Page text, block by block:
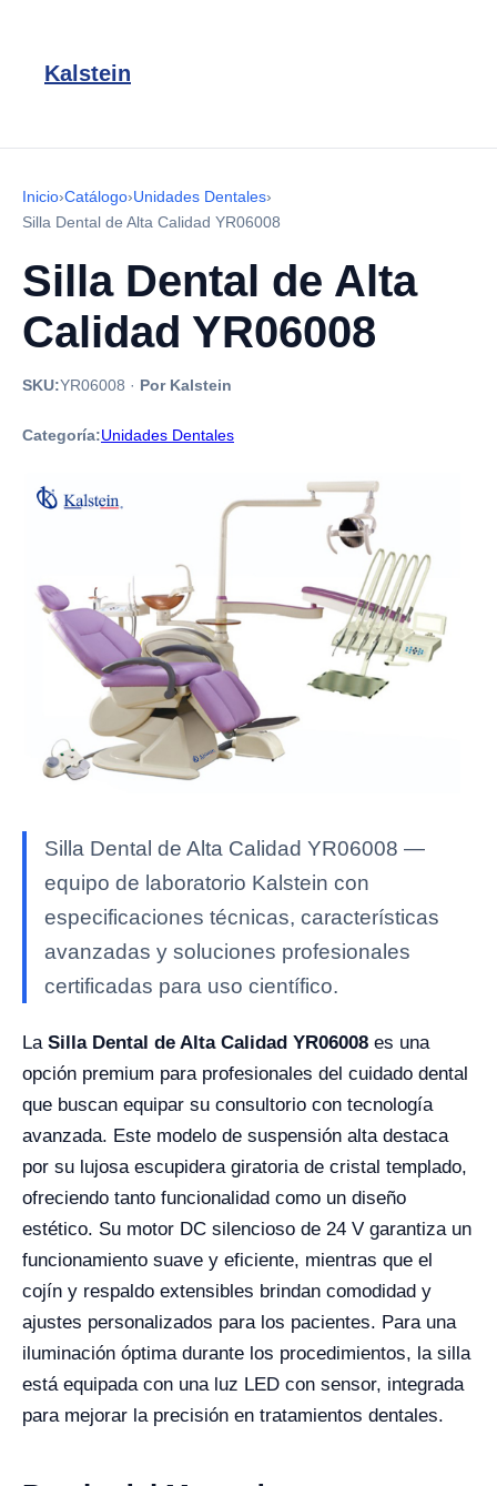
Kalstein
Inicio›Catálogo›Unidades Dentales›
Silla Dental de Alta Calidad YR06008
Silla Dental de Alta
Calidad YR06008
SKU:YR06008 · Por Kalstein
Categoría:Unidades Dentales
Silla Dental de Alta Calidad YR06008 —
equipo de laboratorio Kalstein con
especificaciones técnicas, características
avanzadas y soluciones profesionales
certificadas para uso científico.
La Silla Dental de Alta Calidad YR06008 es una
opción premium para profesionales del cuidado dental
que buscan equipar su consultorio con tecnología
avanzada. Este modelo de suspensión alta destaca
por su lujosa escupidera giratoria de cristal templado,
ofreciendo tanto funcionalidad como un diseño
estético. Su motor DC silencioso de 24 V garantiza un
funcionamiento suave y eficiente, mientras que el
cojín y respaldo extensibles brindan comodidad y
ajustes personalizados para los pacientes. Para una
iluminación óptima durante los procedimientos, la silla
está equipada con una luz LED con sensor, integrada
para mejorar la precisión en tratamientos dentales.